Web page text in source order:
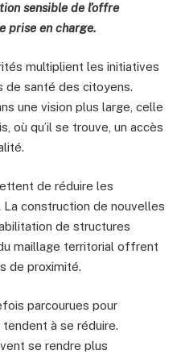
sensible de l’offre
prise en charge.
multiplient les initiatives
de santé des citoyens.
une vision plus large, celle
où qu’il se trouve, un accès
de réduire les
La construction de nouvelles
de structures
maillage territorial offrent
de proximité.
parcourues pour
à se réduire.
se rendre plus